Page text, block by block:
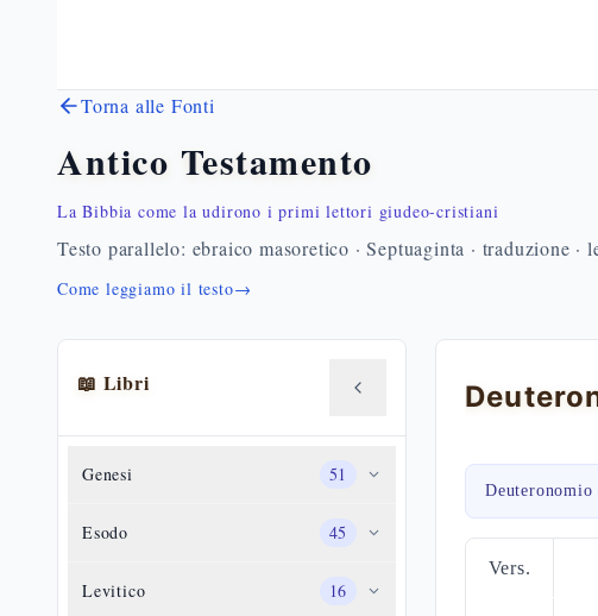
Torna alle Fonti
Antico Testamento
La Bibbia come la udirono i primi lettori giudeo-cristiani
Testo parallelo: ebraico masoretico · Septuaginta · traduzione ·
Come leggiamo il testo→
📖 Libri
Genesi 51
Esodo 45
Levitico 16
Deuteronomio
Vers.